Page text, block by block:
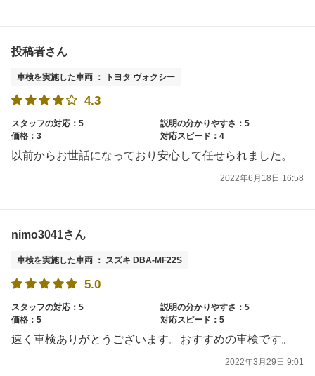
投稿者さん
車検を実施した車両 ： トヨタ ヴォクシー
4.3
スタッフの対応：5
説明の分かりやすさ：5
価格：3
対応スピード：4
以前からお世話になっており安心して任せられました。
2022年6月18日 16:58
nimo3041さん
車検を実施した車両 ： スズキ DBA-MF22S
5.0
スタッフの対応：5
説明の分かりやすさ：5
価格：5
対応スピード：5
速く車検ありがとうございます。おすすめの車検です。
2022年3月29日 9:01